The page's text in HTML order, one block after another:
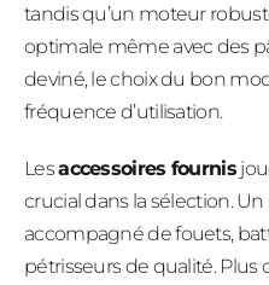
tandis qu’un moteur
optimale même avec des
deviné, le choix du bon
fréquence d’utilisation.
Lesaccessoires fournis
crucial dans la sélection.
accompagné de fouets,
pétrisseurs de qualité. Plus